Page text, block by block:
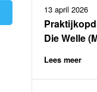
13 april 2026
Die Welle
Lees meer